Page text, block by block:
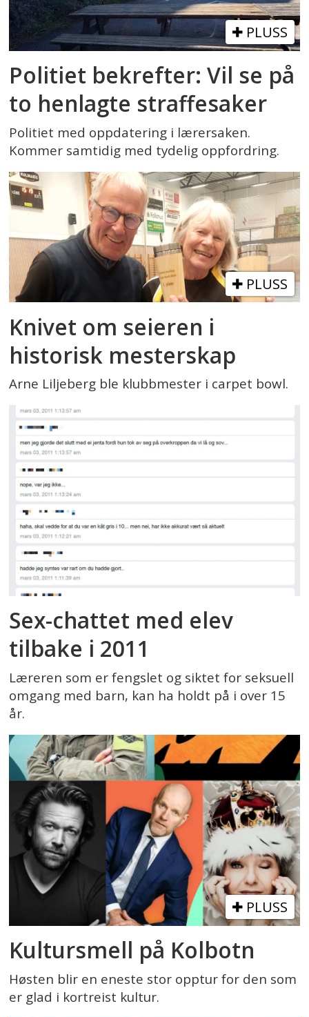
PLUSS
Politiet bekrefter: Vil se på
to henlagte straffesaker
Politiet med oppdatering i lærersaken.
Kommer samtidig med tydelig oppfordring.
PLUSS
Knivet om seieren i
historisk mesterskap
Arne Liljeberg ble klubbmester i carpet bowl.
Sex-chattet med elev
tilbake i 2011
Læreren som er fengslet og siktet for seksuell
omgang med barn, kan ha holdt på i over 15
år.
PLUSS
Kultursmell på Kolbotn
Høsten blir en eneste stor opptur for den som
er glad i kortreist kultur.